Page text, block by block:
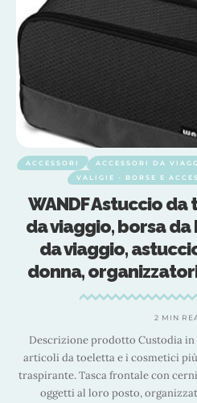
ACCESSORI ACCESSORI DA
VALIGIE - BORSE E
WANDF Astuccio
da viaggio, borsa
da viaggio,
donna,
2 MIN
Descrizione prodotto Custodia
articoli da toeletta e i cosmetici
traspirante. Tasca frontale con
oggetti al loro posto,